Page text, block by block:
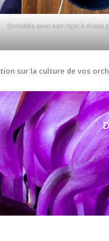
Orchidée avec son rejet à droite
sur la culture de vos